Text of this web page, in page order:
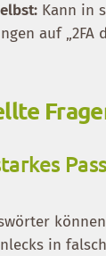
Kann in
auf „2FA
in